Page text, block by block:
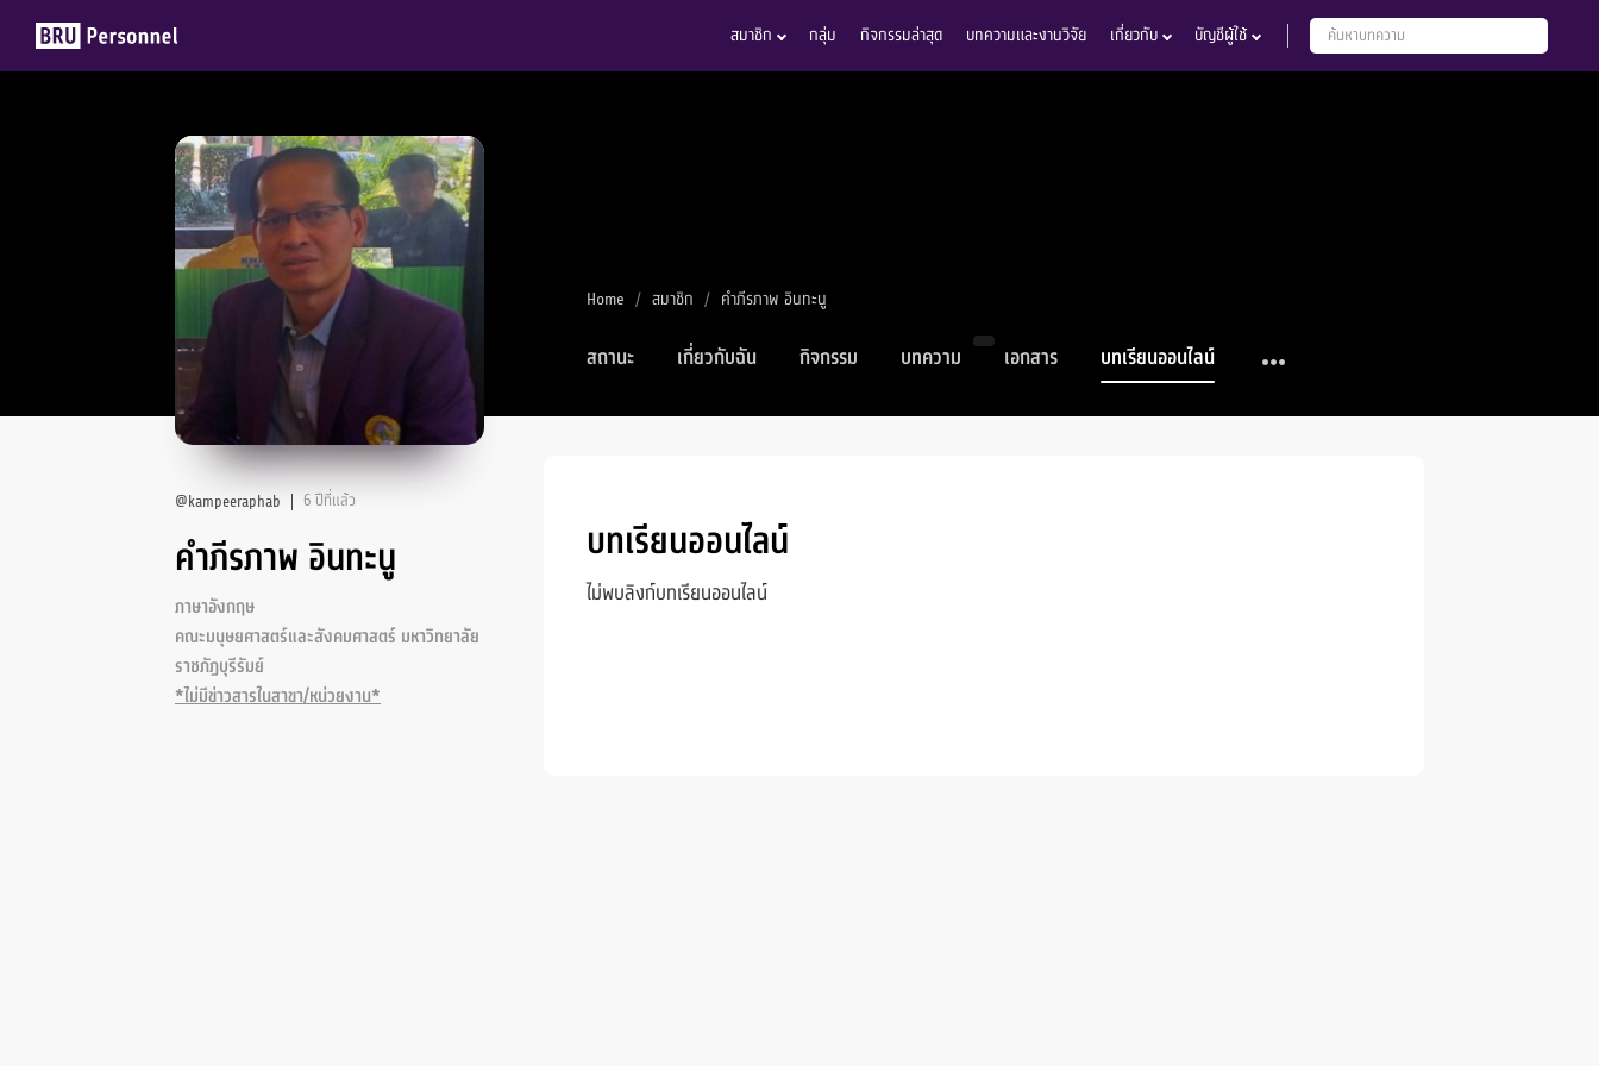
สมาชิก กลุ่ม กิจกรรมล่าสุด บทความและงานวิจัย เกี่ยวกับ บัญชีผู้ใช้
@kampeeraphab 6 ปีที่แล้ว
คำภีรภาพ อินทะนู
ภาษาอังกฤษ
คณะมนุษยศาสตร์และสังคมศาสตร์ มหาวิทยาลัย
ราชภัฏบุรีรัมย์
*ไม่มีข่าวสารในสาขา/หน่วยงาน*
Home สมาชิก คำภีรภาพ อินทะนู
สถานะ เกี่ยวกับฉัน กิจกรรม บทความ เอกสาร บทเรียนออนไลน์
บทเรียนออนไลน์
ไม่พบลิงก์บทเรียนออนไลน์
Groups